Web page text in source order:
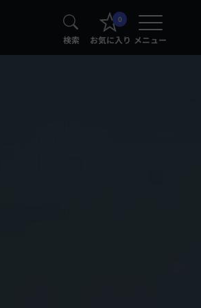
検索
0
お気に入り メニュー